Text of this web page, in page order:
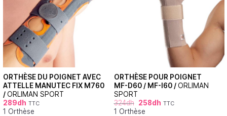
ORTHÈSE DU POIGNET AVEC
ATTELLE MANUTEC FIX M760
/ORLIMAN SPORT
289dh TTC
1 Orthèse
ORTHÈSE POUR POIGNET
MF-D60 / MF-I60 /ORLIMAN
SPORT
324dh 258dh TTC
1 Orthèse